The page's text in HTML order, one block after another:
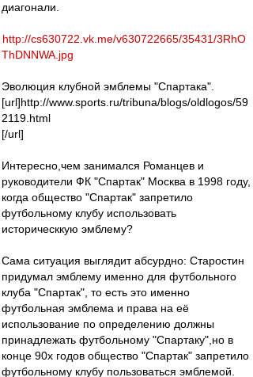
диагонали.
http://cs630722.vk.me/v630722665/35431/3RhO
ThDNNWA.jpg
Эволюция клубной эмблемы "Спартака".
[url]http://www.sports.ru/tribuna/blogs/oldlogos/59
2119.html
[/url]
Интересно,чем занимался Романцев и
руководители ФК "Спартак" Москва в 1998 году,
когда общество "Спартак" запретило
футбольному клубу использовать
историческкую эмблему?
Сама ситуация выглядит абсурдно: Старостин
придумал эмблему именно для футбольного
клуба "Спартак", то есть это именно
футбольная эмблема и права на её
использование по определению должны
принадлежать футбольному "Спартаку",но в
конце 90х годов общество "Спартак" запретило
футбольному клубу пользоваться эмблемой.